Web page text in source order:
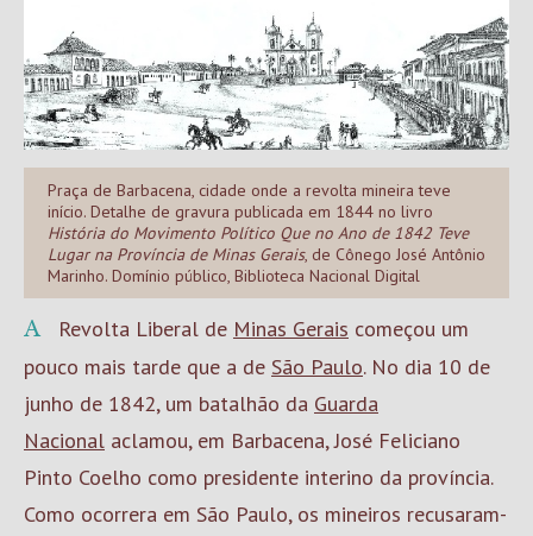
Praça de Barbacena, cidade onde a revolta mineira teve
início. Detalhe de gravura publicada em 1844 no livro
História do Movimento Político Que no Ano de 1842 Teve
Lugar na Província de Minas Gerais, de Cônego José Antônio
Marinho. Domínio público, Biblioteca Nacional Digital
A Revolta Liberal de Minas Gerais começou um
pouco mais tarde que a de São Paulo. No dia 10 de
junho de 1842, um batalhão da Guarda
Nacional aclamou, em Barbacena, José Feliciano
Pinto Coelho como presidente interino da província.
Como ocorrera em São Paulo, os mineiros recusaram-